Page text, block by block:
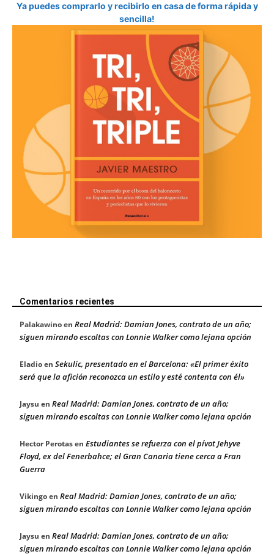
Ya puedes comprarlo y recibirlo en casa de forma rápida y
sencilla!
Comentarios recientes
Palakawinoen Real Madrid: Damian Jones, contrato de un año;
siguen mirando escoltas con Lonnie Walker como lejana opción
Eladioen Sekulic, presentado en el Barcelona: «El primer éxito
será que la afición reconozca un estilo y esté contenta con él»
Jaysu en Real Madrid: Damian Jones, contrato de un año;
siguen mirando escoltas con Lonnie Walker como lejana opción
Hector Perotasen Estudiantes se refuerza con el pívot Jehyve
Floyd, ex del Fenerbahce; el Gran Canaria tiene cerca a Fran
Guerra
Vikingoen Real Madrid: Damian Jones, contrato de un año;
siguen mirando escoltas con Lonnie Walker como lejana opción
Jaysu en Real Madrid: Damian Jones, contrato de un año;
siguen mirando escoltas con Lonnie Walker como lejana opción